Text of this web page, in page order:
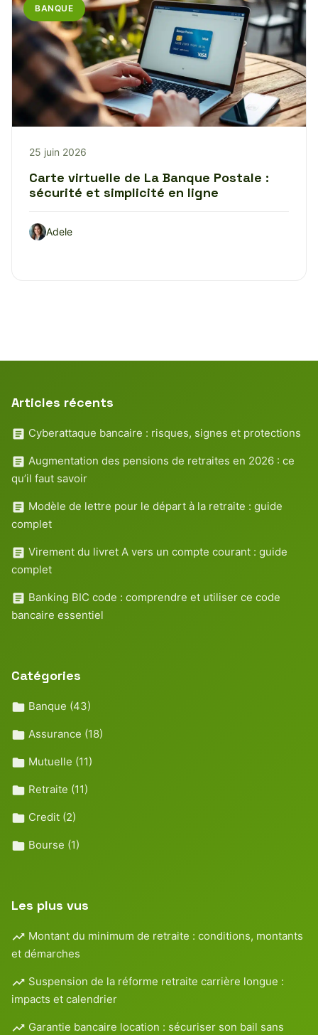
BANQUE
25 juin 2026
Carte virtuelle de La Banque Postale :
sécurité et simplicité en ligne
Adele
Articles récents
Cyberattaque bancaire : risques, signes et protections
Augmentation des pensions de retraites en 2026 : ce
qu’il faut savoir
Modèle de lettre pour le départ à la retraite : guide
complet
Virement du livret A vers un compte courant : guide
complet
Banking BIC code : comprendre et utiliser ce code
bancaire essentiel
Catégories
Banque (43)
Assurance (18)
Mutuelle (11)
Retraite (11)
Credit (2)
Bourse (1)
Les plus vus
Montant du minimum de retraite : conditions, montants
et démarches
Suspension de la réforme retraite carrière longue :
impacts et calendrier
Garantie bancaire location : sécuriser son bail sans